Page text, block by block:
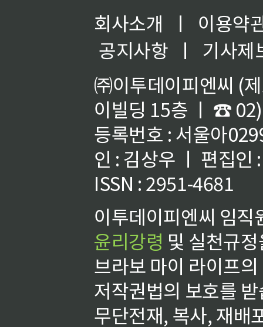
회사소개 ㅣ
이용약
공지사항
ㅣ
기사제
㈜이투데이피엔씨 (
이빌딩 15층 ㅣ ☎
등록번호 : 서울아
인 : 김상우 ㅣ 편집인
ISSN : 2951-4681
이투데이피엔씨 임
윤리강령 및 실천규
브라보 마이 라이프
저작권법의 보호를
무단전재, 복사, 재배